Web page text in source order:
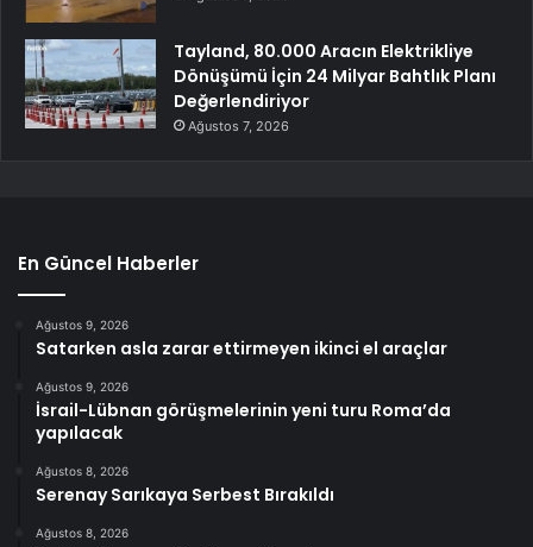
Tayland, 80.000 Aracın Elektrikliye
Dönüşümü İçin 24 Milyar Bahtlık Planı
Değerlendiriyor
Ağustos 7, 2026
En Güncel Haberler
Ağustos 9, 2026
Satarken asla zarar ettirmeyen ikinci el araçlar
Ağustos 9, 2026
İsrail-Lübnan görüşmelerinin yeni turu Roma’da
yapılacak
Ağustos 8, 2026
Serenay Sarıkaya Serbest Bırakıldı
Ağustos 8, 2026